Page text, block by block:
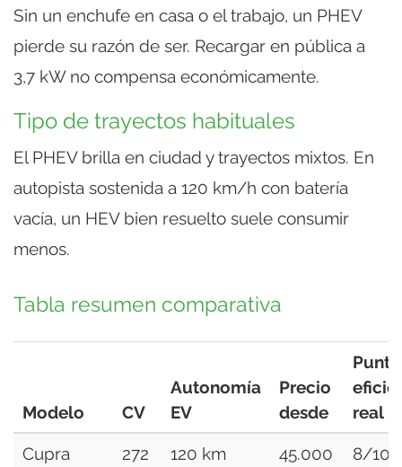
Sin un enchufe en casa o el trabajo, un PHEV
pierde su razón de ser. Recargar en pública a
3,7 kW no compensa económicamente.
Tipo de trayectos habituales
El PHEV brilla en ciudad y trayectos mixtos. En
autopista sostenida a 120 km/h con batería
vacía, un HEV bien resuelto suele consumir
menos.
Tabla resumen comparativa
Modelo CV
Autonomía
EV
Precio
desde
real
Cupra
272 120 km
45.000
8/10